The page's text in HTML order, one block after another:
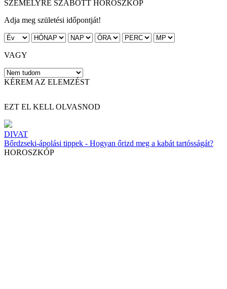
SZEMÉLYRE SZABOTT HOROSZKÓP
Adja meg születési időpontját!
VAGY
KÉREM AZ ELEMZÉST
EZT EL KELL OLVASNOD
DIVAT
Bőrdzseki-ápolási tippek - Hogyan őrizd meg a kabát tartósságát?
HOROSZKÓP